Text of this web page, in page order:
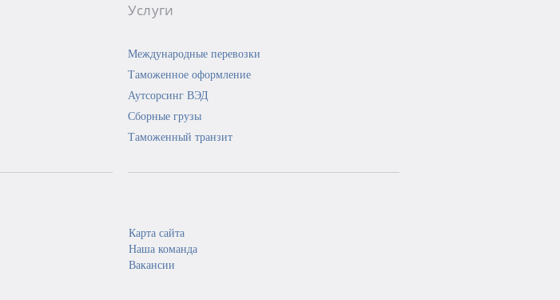
Услуги
Международные перевозки
Таможенное оформление
Аутсорсинг ВЭД
Сборные грузы
Таможенный транзит
Карта сайта
Наша команда
Вакансии